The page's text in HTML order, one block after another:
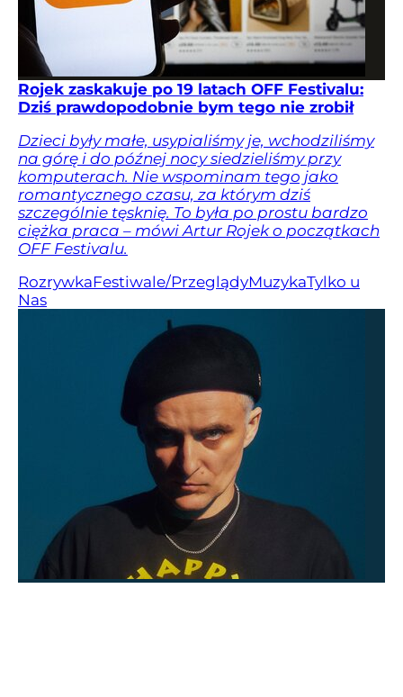
Rojek zaskakuje po 19 latach OFF Festivalu:
Dziś prawdopodobnie bym tego nie zrobił
Dzieci były małe, usypialiśmy je, wchodziliśmy
na górę i do późnej nocy siedzieliśmy przy
komputerach. Nie wspominam tego jako
romantycznego czasu, za którym dziś
szczególnie tęsknię. To była po prostu bardzo
ciężka praca – mówi Artur Rojek o początkach
OFF Festivalu.
RozrywkaFestiwale/PrzeglądyMuzykaTylko u
Nas